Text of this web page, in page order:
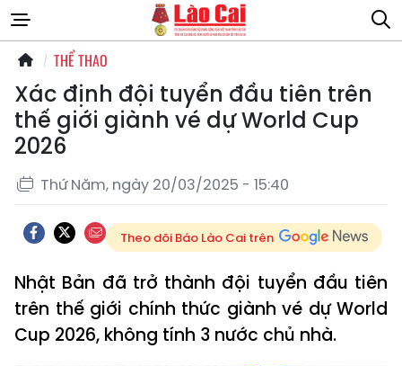
THỂ THAO
Xác định đội tuyển đầu tiên trên
thế giới giành vé dự World Cup
2026
Thứ Năm, ngày 20/03/2025 - 15:40
Theo dõi Báo Lào Cai trên
Nhật Bản đã trở thành đội tuyển đầu tiên
trên thế giới chính thức giành vé dự World
Cup 2026, không tính 3 nước chủ nhà.